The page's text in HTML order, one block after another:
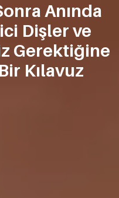
Anında
Dişler ve
Gerektiğine
Kılavuz